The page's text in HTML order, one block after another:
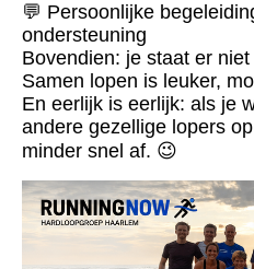
💬 Persoonlijke
ondersteuning
Bovendien: je staat er
Samen lopen is leuker,
En eerlijk is eerlijk: als je
andere gezellige lopers
minder snel af. 😉